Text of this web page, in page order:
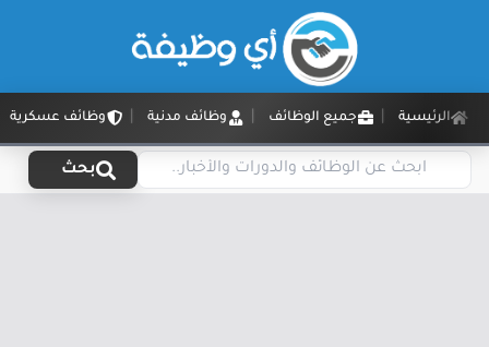
الرئيسية جميع الوظائف وظائف مدنية وظائف عسكرية
بحث